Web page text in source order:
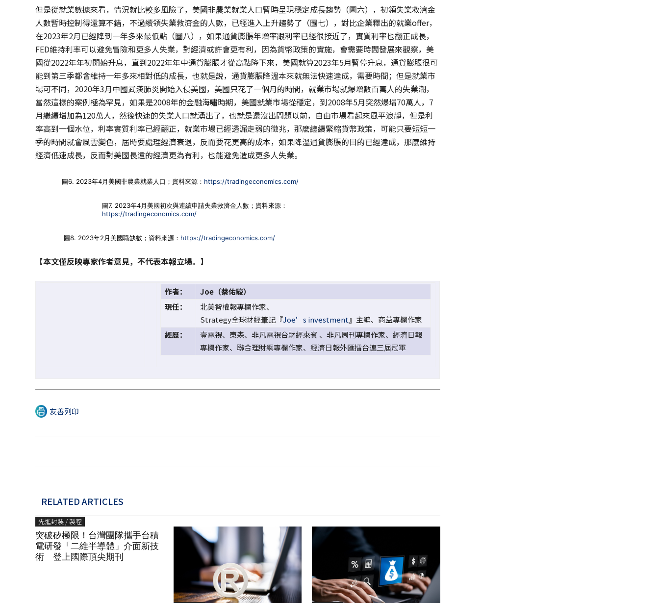
但是從就業數據來看，情況就比較多風險了，美國非農業就業人口暫時呈現穩定成長趨勢（圖六），初領失業救濟金
人數暫時控制得還算不錯，不過續領失業救濟金的人數，已經進入上升趨勢了（圖七），對比企業釋出的就業offer，
在2023年2月已經降到一年多來最低點（圖八），如果通貨膨脹年增率跟利率已經很接近了，實質利率也翻正成長，
FED維持利率可以避免冒險和更多人失業，對經濟或許會更有利，因為貨幣政策的實施，會需要時間發展來觀察，美
國從2022年年初開始升息，直到2022年年中通貨膨脹才從高點降下來，美國就算2023年5月暫停升息，通貨膨脹很可
能到第三季都會維持一年多來相對低的成長，也就是說，通貨膨脹降溫本來就無法快速達成，需要時間；但是就業市
場可不同，2020年3月中國武漢肺炎開始入侵美國，美國只花了一個月的時間，就業市場就爆增數百萬人的失業潮，
當然這樣的案例極為罕見，如果是2008年的金融海嘯時期，美國就業市場從穩定，到2008年5月突然爆增70萬人，7
月繼續增加為120萬人，然後快速的失業人口就湧出了，也就是還沒出問題以前，自由市場看起來風平浪靜，但是利
率高到一個水位，利率實質利率已經翻正，就業市場已經透漏走弱的徵兆，那麼繼續緊縮貨幣政策，可能只要短短一
季的時間就會風雲變色，屆時要處理經濟衰退，反而要花更高的成本，如果降溫通貨膨脹的目的已經達成，那麼維持
經濟低速成長，反而對美國長遠的經濟更為有利，也能避免造成更多人失業。
圖6. 2023年4月美國非農業就業人口；資料來源： https://tradingeconomics.com/
圖7. 2023年4月美國初次與連續申請失業救濟金人數；資料來源：
https://tradingeconomics.com/
圖8. 2023年2月美國職缺數；資料來源： https://tradingeconomics.com/
【本文僅反映專家作者意見，不代表本報立場。】
作者：
Joe（蔡佑駿）
現任：
北美智權報專欄作家、
Strategy全球財經筆記『Joe’s investment』主編、商益專欄作家
經歷：
壹電視、東森、非凡電視台財經來賓 、非凡周刊專欄作家、經濟日報
專欄作家、聯合理財網專欄作家、經濟日報外匯擂台連三屆冠軍
友善列印
RELATED ARTICLES
先進封裝 / 製程
突破矽極限！台灣團隊攜手台積
電研發「二維半導體」介面新技
術 登上國際頂尖期刊